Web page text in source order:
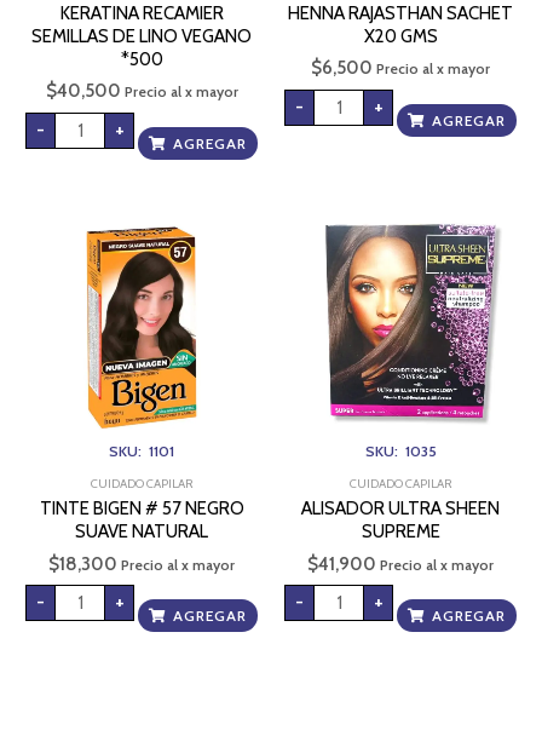
KERATINA RECAMIER
SEMILLAS DE LINO VEGANO
*500
$40,500 Precio al x mayor
- +
AGREGAR
HENNA RAJASTHAN SACHET
X20 GMS
$6,500 Precio al x mayor
- +
AGREGAR
SKU: 1101
CUIDADO CAPILAR
TINTE BIGEN # 57 NEGRO
SUAVE NATURAL
$18,300 Precio al x mayor
-
NEGRO
SUAVE
NATURAL
cantidad
+
AGREGAR
SKU: 1035
CUIDADO CAPILAR
ALISADOR ULTRA SHEEN
SUPREME
$41,900 Precio al x mayor
-
ULTRA
SHEEN
SUPREME
cantidad
+
AGREGAR